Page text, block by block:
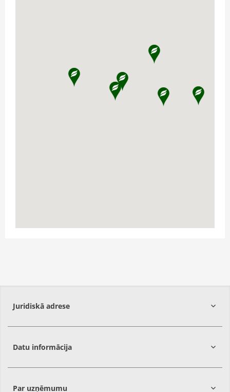
66118558
Baltic Agro Machinery
Juridiskā adrese
Datu informācija
Par uzņēmumu